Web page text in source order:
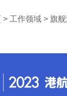
>工作领域 >旗